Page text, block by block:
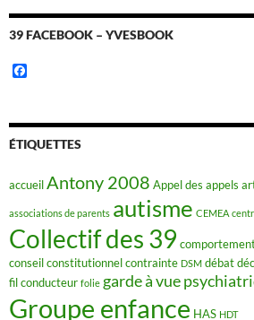
39 FACEBOOK – YVESBOOK
b
o
o
ÉTIQUETTES
accueilAntony 2008 Appel des appels
associations de parents autisme CEMEA
Collectif des 39
conseil constitutionnelcontrainte DSM débat
fil conducteur folie garde à vue
Groupe enfance HAS HDT